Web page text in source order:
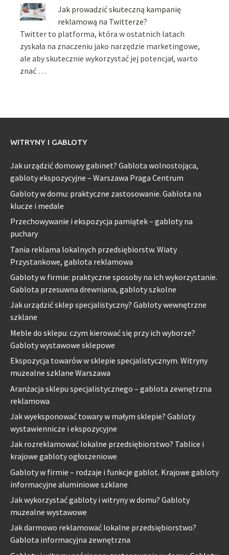
Jak prowadzić skuteczną kampanię
reklamową na Twitterze?
Twitter to platforma, która w ostatnich latach
zyskała na znaczeniu jako narzędzie marketingowe,
ale aby skutecznie wykorzystać jej potencjał, warto
znać …
WITRYNY I GABLOTY
Jak urządzić domowy gabinet? Gablota wolnostojąca,
gabloty ekspozycyjne – Warszawa Praga Centrum
Gabloty w domu: praktyczne zastosowanie. Gablota na
klucze i medale
Przechowywanie i ekspozycja pamiątek – gabloty na
puchary
Tania reklama lokalnych przedsiębiorstw. Wiaty
Przystankowe, gablota reklamowa
Gabloty w firmie: praktyczne sposoby na ich wykorzystanie.
Gablota przesuwna drewniana, gabloty szkolne
Jak urządzić sklep specjalistyczny? Gabloty wewnętrzne
szklane
Meble do sklepu: czym kierować się przy ich wyborze?
Gabloty wystawowe sklepowe
Ekspozycja towarów w sklepie specjalistycznym. Witryny
muzealne szklane Warszawa
Aranżacja sklepu specjalistycznego – gablota zewnętrzna
reklamowa
Jak wyeksponować towary w małym sklepie? Gabloty
wystawiennicze i ekspozycyjne
Jak rozreklamować lokalne przedsiębiorstwo? Tablice i
krajowe gabloty ogłoszeniowe
Gabloty w firmie – rodzaje i funkcje gablot. Krajowe gabloty
informacyjne aluminiowe szklane
Jak wykorzystać gabloty i witryny w domu? Gabloty
muzealne wystawowe
Jak darmowo reklamować lokalne przedsiębiorstwo?
Gablota informacyjna zewnętrzna